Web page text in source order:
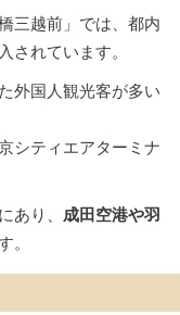
三越前」では、都内
されています。
外国人観光客が多い
シティエアターミナ
あり、 成田空港や羽
。